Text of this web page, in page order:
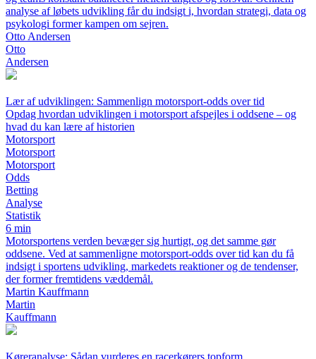
analyse af løbets udvikling får du indsigt i, hvordan strategi, data og
psykologi former kampen om sejren.
Otto Andersen
Otto
Andersen
Lær af udviklingen: Sammenlign motorsport-odds over tid
Opdag hvordan udviklingen i motorsport afspejles i oddsene – og
hvad du kan lære af historien
Motorsport
Motorsport
Motorsport
Odds
Betting
Analyse
Statistik
6 min
Motorsportens verden bevæger sig hurtigt, og det samme gør
oddsene. Ved at sammenligne motorsport-odds over tid kan du få
indsigt i sportens udvikling, markedets reaktioner og de tendenser,
der former fremtidens væddemål.
Martin Kauffmann
Martin
Kauffmann